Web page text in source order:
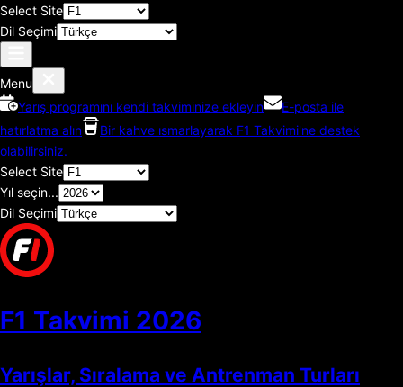
Select Site
Dil Seçimi
Menu
Yarış programını kendi takviminize ekleyin
E-posta ile
hatırlatma alın
Bir kahve ısmarlayarak F1 Takvimi'ne destek
olabilirsiniz.
Select Site
Yıl seçin...
Dil Seçimi
F1 Takvimi 2026
Yarışlar, Sıralama ve Antrenman Turları